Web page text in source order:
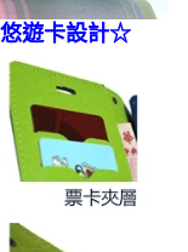
遊卡設計☆